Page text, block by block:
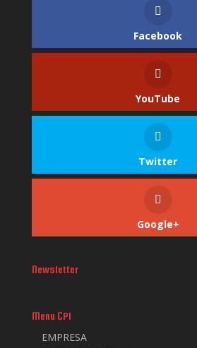
Facebook
YouTube
Twitter
Google+
Newsletter
Menu CPI
EMPRESA